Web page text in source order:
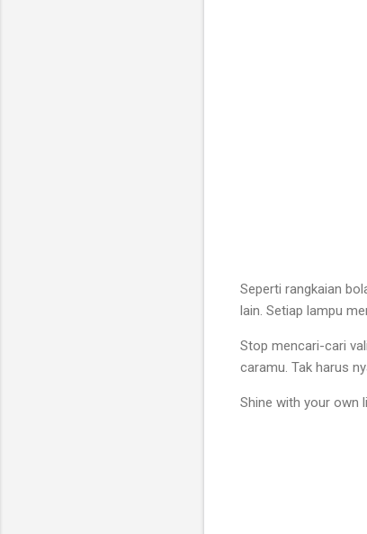
Seperti rangkaian
lain. Setiap lampu
Stop mencari-cari
caramu. Tak harus
Shine with your own